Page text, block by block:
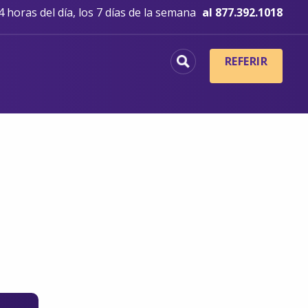
horas del día, los 7 días de la semana al 877.392.1018
REFERIR